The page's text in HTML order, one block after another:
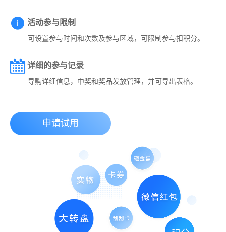
活动参与限制
可设置参与时间和次数及参与区域，可限制参与扣积分。
详细的参与记录
导购详细信息，中奖和奖品发放管理，并可导出表格。
申请试用